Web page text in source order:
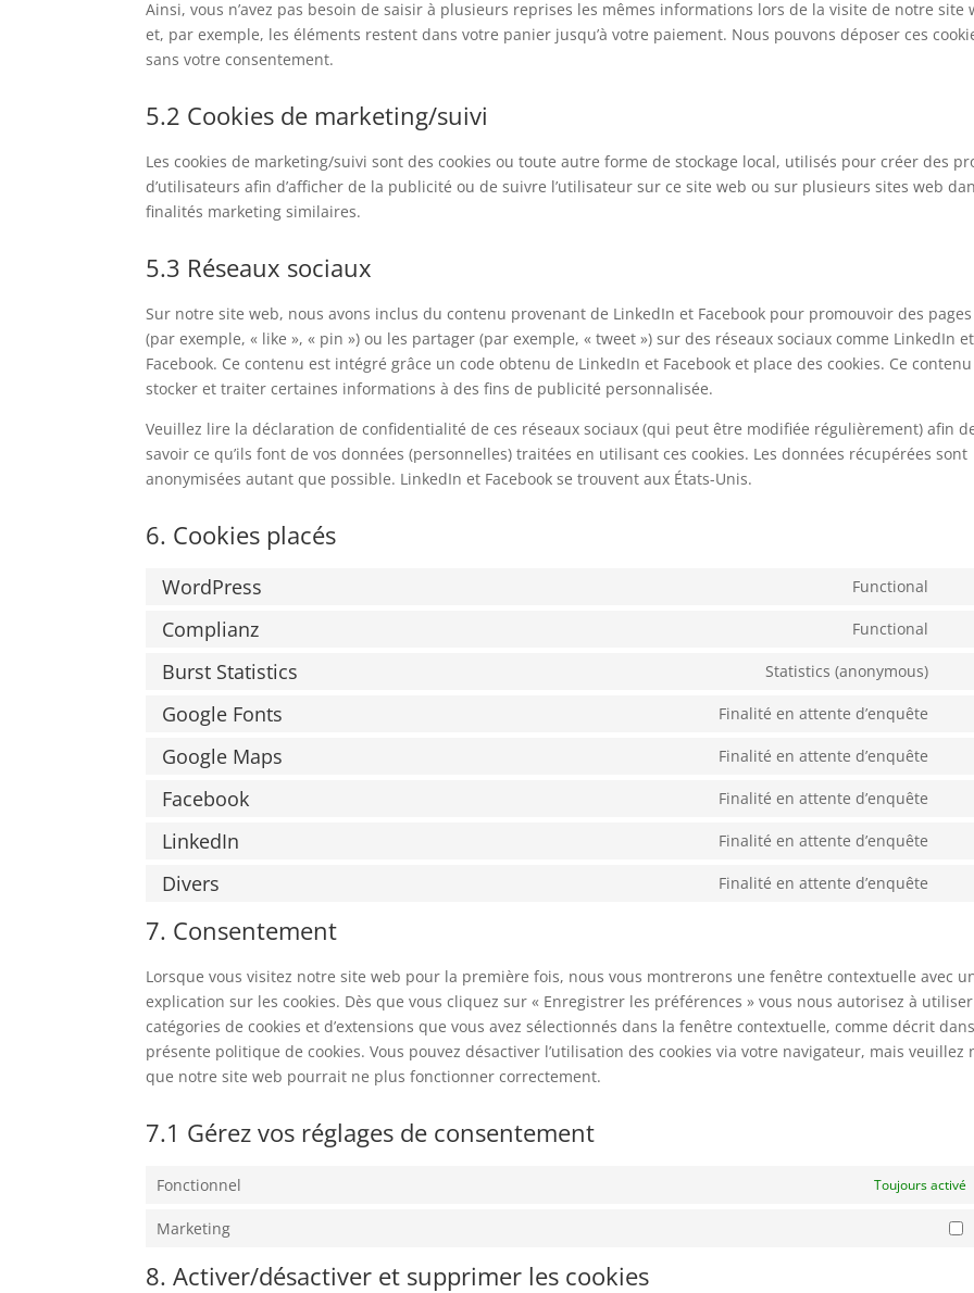
Ainsi, vous n’avez pas besoin de saisir à plusieurs reprises les mêmes informations lors de la visite de notre site
et, par exemple, les éléments restent dans votre panier jusqu’à votre paiement. Nous pouvons déposer ces
sans votre consentement.
5.2 Cookies de marketing/suivi
Les cookies de marketing/suivi sont des cookies ou toute autre forme de stockage local, utilisés pour créer des
d’utilisateurs afin d’afficher de la publicité ou de suivre l’utilisateur sur ce site web ou sur plusieurs sites web
finalités marketing similaires.
5.3 Réseaux sociaux
Sur notre site web, nous avons inclus du contenu provenant de LinkedIn et Facebook pour promouvoir des
(par exemple, « like », « pin ») ou les partager (par exemple, « tweet ») sur des réseaux sociaux comme LinkedIn et
Facebook. Ce contenu est intégré grâce un code obtenu de LinkedIn et Facebook et place des cookies. Ce
stocker et traiter certaines informations à des fins de publicité personnalisée.
Veuillez lire la déclaration de confidentialité de ces réseaux sociaux (qui peut être modifiée régulièrement) afin
savoir ce qu’ils font de vos données (personnelles) traitées en utilisant ces cookies. Les données récupérées sont
anonymisées autant que possible. LinkedIn et Facebook se trouvent aux États-Unis.
6. Cookies placés
WordPress Functional
Complianz Functional
Burst Statistics Statistics (anonymous)
Google Fonts Finalité en attente d’enquête
Google Maps Finalité en attente d’enquête
Facebook Finalité en attente d’enquête
LinkedIn Finalité en attente d’enquête
Divers Finalité en attente d’enquête
7. Consentement
Lorsque vous visitez notre site web pour la première fois, nous vous montrerons une fenêtre contextuelle avec
explication sur les cookies. Dès que vous cliquez sur « Enregistrer les préférences » vous nous autorisez à
catégories de cookies et d’extensions que vous avez sélectionnés dans la fenêtre contextuelle, comme décrit
présente politique de cookies. Vous pouvez désactiver l’utilisation des cookies via votre navigateur, mais veuillez
que notre site web pourrait ne plus fonctionner correctement.
7.1 Gérez vos réglages de consentement
Fonctionnel Toujours activé
Marketing
8. Activer/désactiver et supprimer les cookies